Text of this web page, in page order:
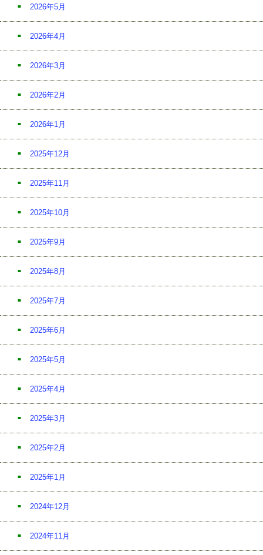
2026年5月
2026年4月
2026年3月
2026年2月
2026年1月
2025年12月
2025年11月
2025年10月
2025年9月
2025年8月
2025年7月
2025年6月
2025年5月
2025年4月
2025年3月
2025年2月
2025年1月
2024年12月
2024年11月